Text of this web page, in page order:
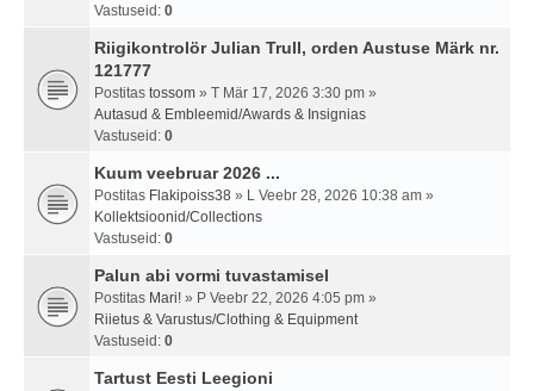
Vastuseid: 0
Riigikontrolör Julian Trull, orden Austuse Märk nr.
121777
Postitas tossom » T Mär 17, 2026 3:30 pm »
Autasud & Embleemid/Awards & Insignias
Vastuseid: 0
Kuum veebruar 2026 ...
Postitas Flakipoiss38 » L Veebr 28, 2026 10:38 am »
Kollektsioonid/Collections
Vastuseid: 0
Palun abi vormi tuvastamisel
Postitas Mari! » P Veebr 22, 2026 4:05 pm »
Riietus & Varustus/Clothing & Equipment
Vastuseid: 0
Tartust Eesti Leegioni